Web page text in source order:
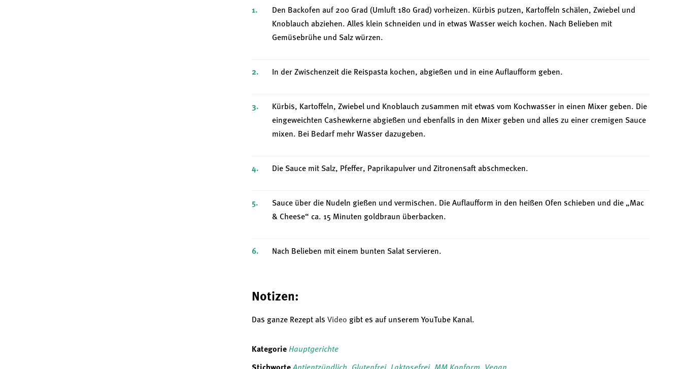
Den Backofen auf 200 Grad (Umluft 180 Grad) vorheizen. Kürbis putzen, Kartoffeln schälen, Zwiebel und
Knoblauch abziehen. Alles klein schneiden und in etwas Wasser weich kochen. Nach Belieben mit
Gemüsebrühe und Salz würzen.
In der Zwischenzeit die Reispasta kochen, abgießen und in eine Auflaufform geben.
Kürbis, Kartoffeln, Zwiebel und Knoblauch zusammen mit etwas vom Kochwasser in einen Mixer geben. Die
eingeweichten Cashewkerne abgießen und ebenfalls in den Mixer geben und alles zu einer cremigen Sauce
mixen. Bei Bedarf mehr Wasser dazugeben.
Die Sauce mit Salz, Pfeffer, Paprikapulver und Zitronensaft abschmecken.
Sauce über die Nudeln gießen und vermischen. Die Auflaufform in den heißen Ofen schieben und die „Mac
& Cheese“ ca. 15 Minuten goldbraun überbacken.
Nach Belieben mit einem bunten Salat servieren.
Notizen:
Das ganze Rezept als Video gibt es auf unserem YouTube Kanal.
Kategorie Hauptgerichte